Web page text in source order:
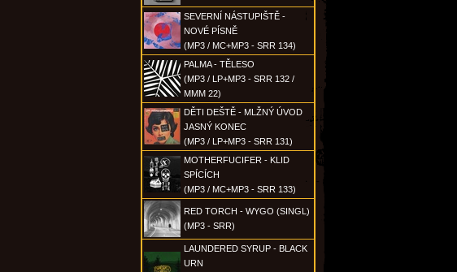
SEVERNÍ NÁSTUPIŠTĚ -
NOVÉ PÍSNĚ
(MP3 / MC+MP3 - SRR 134)
PALMA - TĚLESO
(MP3 / LP+MP3 - SRR 132 /
MMM 22)
DĚTI DEŠTĚ - MLŽNÝ ÚVOD
JASNÝ KONEC
(MP3 / LP+MP3 - SRR 131)
MOTHERFUCIFER - KLID
SPÍCÍCH
(MP3 / MC+MP3 - SRR 133)
RED TORCH - WYGO (SINGL)
(MP3 - SRR)
LAUNDERED SYRUP - BLACK
URN